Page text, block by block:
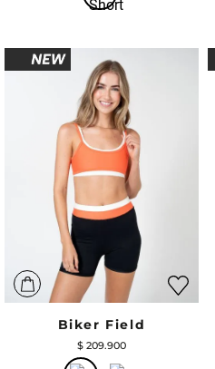
Biker Field
$ 209.900